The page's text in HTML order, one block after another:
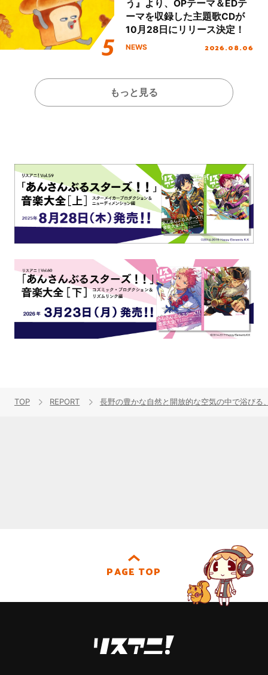
う』より、OPテーマ＆EDテ
ーマを収録した主題歌CDが
10月28日にリリース決定！
NEWS 2026.08.06
もっと見る
TOP REPORT 長野の豊かな自然と開放的な空気の中で浴び
PAGE TOP